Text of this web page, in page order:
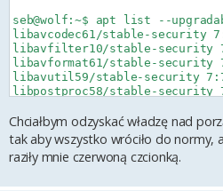
seb@wolf:~$ apt list --
libavcodec61/stable-security
libavfilter10/stable-security
libavformat61/stable-security
libavutil59/stable-security
libpostproc58/stable-security
libswscale8/stable-security
seb@wolf:~$ sudo apt upgrade
Not
libavcodec61  libavfilter10
Chciałbym odzyskać władzę nad
tak aby wszystko wróciło do normy,
raziły mnie czerwoną czcionką.